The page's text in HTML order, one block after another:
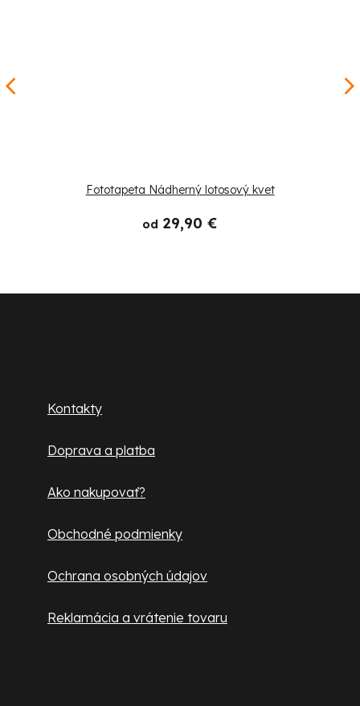
Fototapeta Nádherný lotosový kvet
od 29,90 €
Kontakty
Doprava a platba
Ako nakupovať?
Obchodné podmienky
Ochrana osobných údajov
Reklamácia a vrátenie tovaru